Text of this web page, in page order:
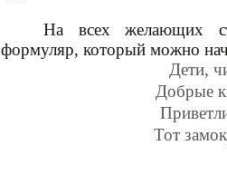
На всех желающих
формуляр, который можно
Дети,
Добрые
Тот